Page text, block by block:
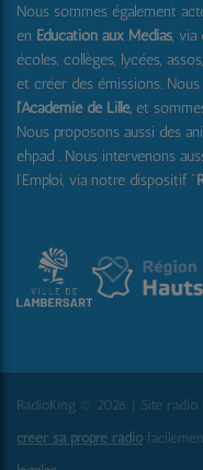
Nous sommes également
en Education aux Médias, via
écoles, collèges, lycées,
et créer des émissions.
l'Académie de Lille, et
Nous proposons aussi des
ehpad . Nous intervenons
l'Emploi, via notre dispositif "
RadioKing © 2026 | Site radio
créer sa propre radio